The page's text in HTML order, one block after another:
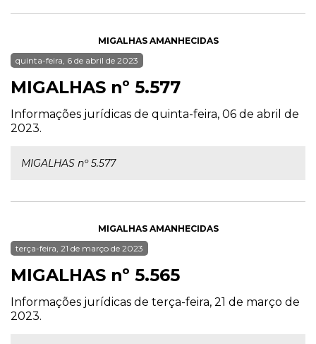
MIGALHAS AMANHECIDAS
quinta-feira, 6 de abril de 2023
MIGALHAS nº 5.577
Informações jurídicas de quinta-feira, 06 de abril de
2023.
MIGALHAS nº 5.577
MIGALHAS AMANHECIDAS
terça-feira, 21 de março de 2023
MIGALHAS nº 5.565
Informações jurídicas de terça-feira, 21 de março de
2023.